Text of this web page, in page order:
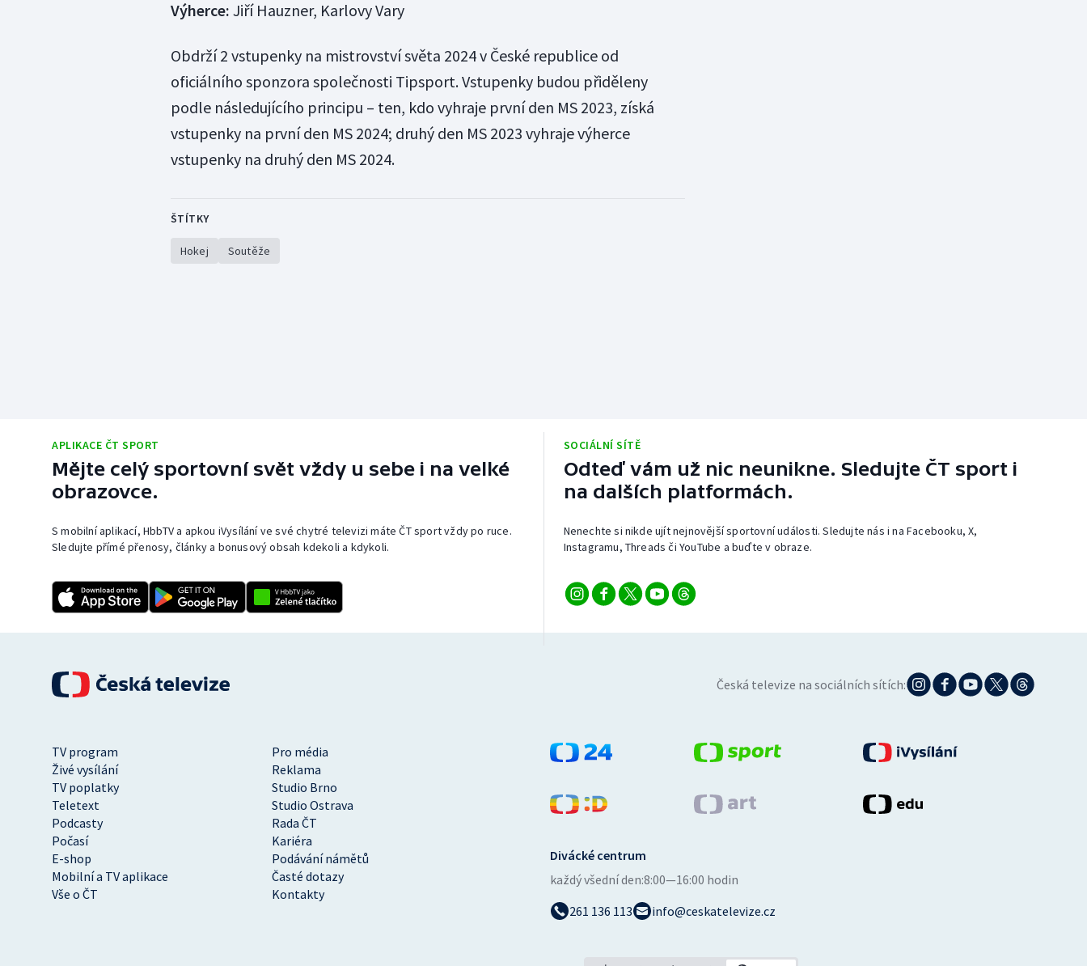
Výherce: Jiří Hauzner, Karlovy Vary
Obdrží 2 vstupenky na mistrovství světa 2024 v České republice od
oficiálního sponzora společnosti Tipsport. Vstupenky budou přiděleny
podle následujícího principu – ten, kdo vyhraje první den MS 2023, získá
vstupenky na první den MS 2024; druhý den MS 2023 vyhraje výherce
vstupenky na druhý den MS 2024.
ŠTÍTKY
Hokej Soutěže
APLIKACE ČT SPORT
Mějte celý sportovní svět vždy u sebe i na velké
obrazovce.
S mobilní aplikací, HbbTV a apkou iVysílání ve své chytré televizi máte ČT sport vždy po ruce.
Sledujte přímé přenosy, články a bonusový obsah kdekoli a kdykoli.
SOCIÁLNÍ SÍTĚ
Odteď vám už nic neunikne. Sledujte ČT sport i
na dalších platformách.
Nenechte si nikde ujít nejnovější sportovní události. Sledujte nás i na Facebooku, X,
Instagramu, Threads či YouTube a buďte v obraze.
Česká televize na sociálních sítích:
TV program
Pro média
Živé vysílání
Reklama
TV poplatky
Studio Brno
Teletext
Studio Ostrava
Podcasty
Rada ČT
Počasí
Kariéra
E-shop
Podávání námětů
Mobilní a TV aplikace
Časté dotazy
Vše o ČT
Kontakty
Divácké centrum
každý všední den:8:00—16:00 hodin
261 136 113
info@ceskatelevize.cz